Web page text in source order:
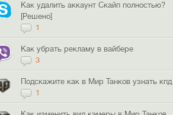
Как удалить аккаунт Скайп полностью?
[Решено]
1
Как убрать рекламу в вайбере
3
Подскажите как в Мир Танков узнать кпд
1